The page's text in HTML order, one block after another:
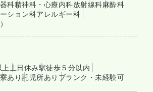
科精神科・心療内科放射線科麻酔科
ション科アレルギー科
土日休み駅徒歩５分以内
寮あり託児所あり ブランク・未経験可